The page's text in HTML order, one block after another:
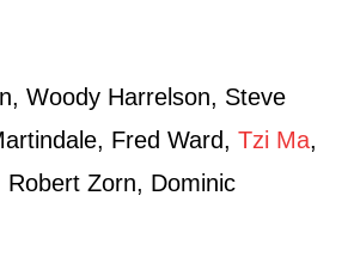
Woody Harrelson, Steve
Fred Ward, Tzi Ma,
Robert Zorn, Dominic